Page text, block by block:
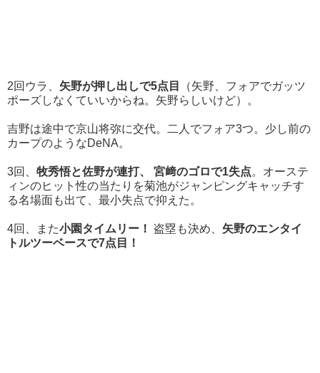
2回ウラ、 矢野が押し出しで5点目
（矢野、フォアでガッツ
ポーズしなくていいからね。矢野らしいけど）。
吉野は途中で京山将弥に交代。二人でフォア3つ。少し前の
カープのようなDeNA。
3回、 牧秀悟と佐野が連打、 宮﨑のゴロで1失点。オーステ
ィンのヒット性の当たりを菊池がジャンピングキャッチす
る名場面も出て、最小失点で抑えた。
4回、また小園タイムリー！ 盗塁も決め、 矢野のエンタイ
トルツーベースで7点目！